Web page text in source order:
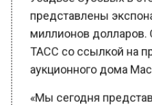
миллионов долларов.
ТАСС со ссылкой на
аукционного дома
«Мы сегодня
картин русских